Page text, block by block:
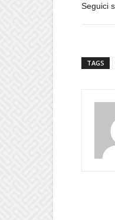
Seguici
TAGS